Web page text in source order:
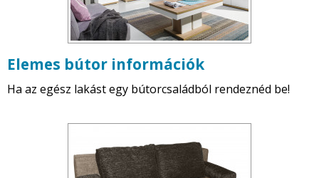
Elemes bútor információk
Ha az egész lakást egy bútorcsaládból rendeznéd be!